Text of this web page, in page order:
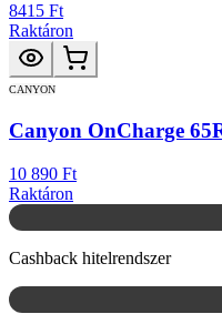
8415 Ft
Raktáron
CANYON
Canyon OnCharge
10 890 Ft
Raktáron
Cashback hitelrendszer